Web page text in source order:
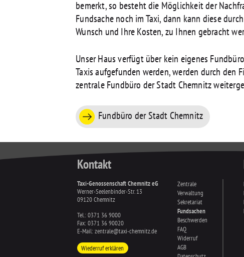
bemerkt, so besteht die Möglichkeit der
Fundsache noch im Taxi, dann kann diese
Wunsch und Ihre Kosten, zu Ihnen gebracht
Unser Haus verfügt über kein eigenes
Taxis aufgefunden werden, werden durch den
zentrale Fundbüro der Stadt Chemnitz
Fundbüro der Stadt Chemnitz
Kontakt
Taxi-Genossenschaft Chemnitz eG
Werner-Seelenbinder-Str. 13
09120 Chemnitz
Tel.: 0371 36 9000
Fax: 0371 36 90020
E-Mail: zentrale@taxi-chemnitz.de
Wiederruf erklären
Zentrale
Verwaltung
Sekretariat
Fundsachen
Beschwerden
FAQ
Widerruf
AGB